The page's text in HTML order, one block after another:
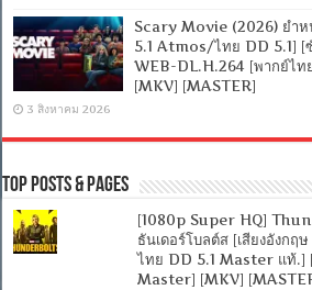
Scary Movie (2026) ยำห
5.1 Atmos/ไทย DD 5.1]
WEB-DL.H.264 [พากย์ไท
[MKV] [MASTER]
3 สิงหาคม 2026
Top Posts & Pages
[1080p Super HQ]
ธันเดอร์โบลต์ส [เสียงอังก
ไทย DD 5.1 Master แท้.]
Master] [MKV]